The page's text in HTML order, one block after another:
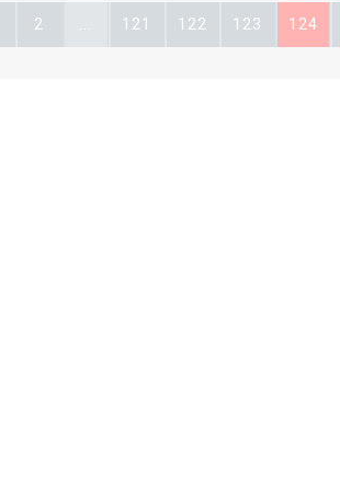
2 121 122 123 124